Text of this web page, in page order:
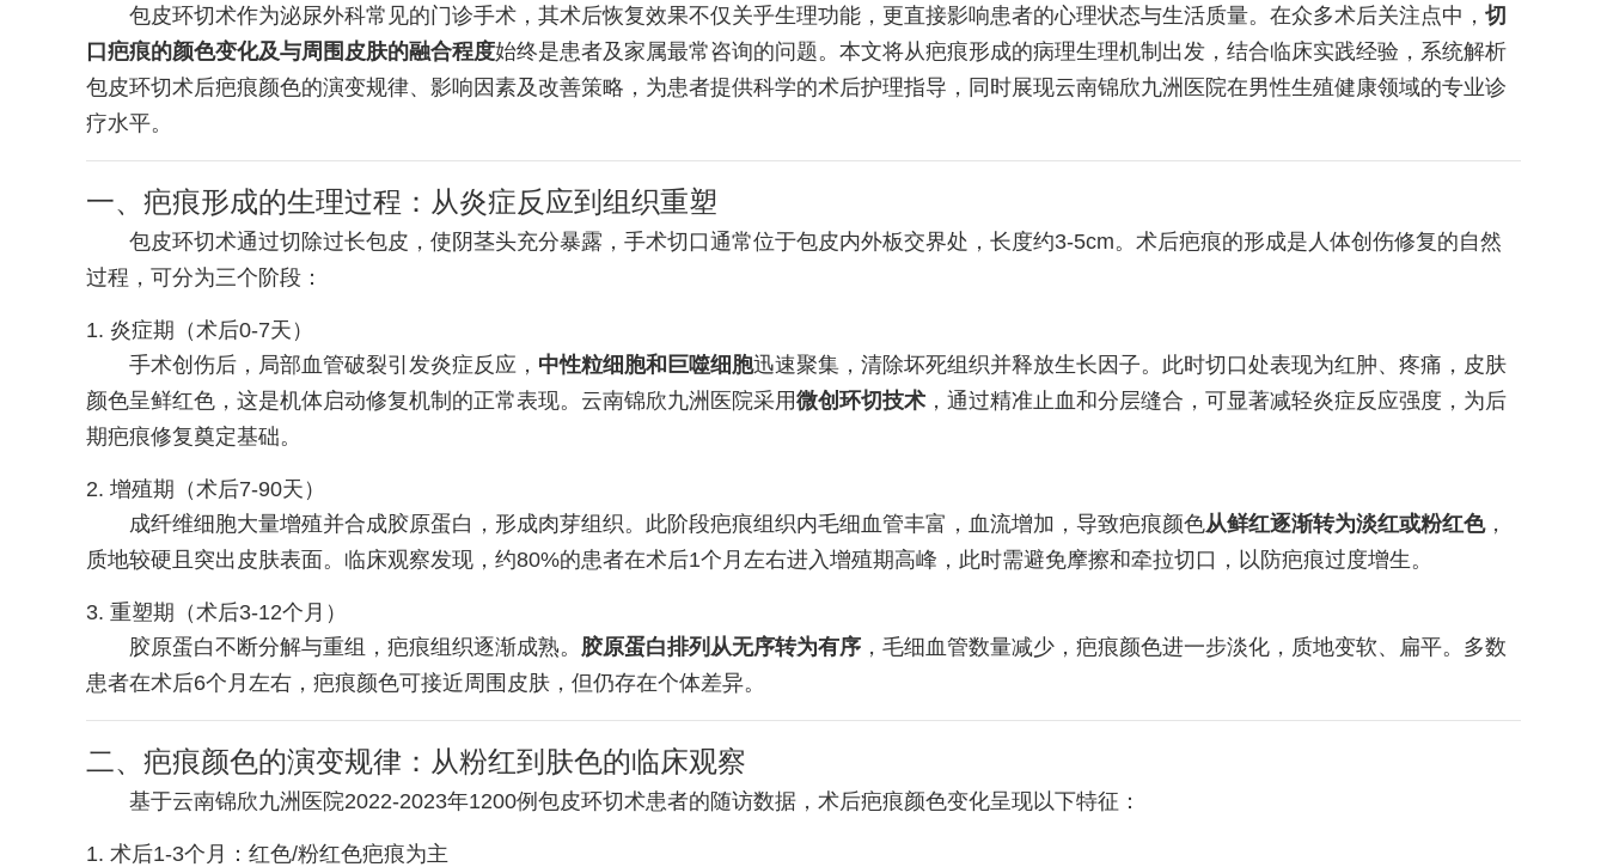
包皮环切术作为泌尿外科常见的门诊手术，其术后恢复效果不仅关乎生理功能，更直接影响患者的心理状态与生活质量。在众多术后关注点中， 切
口疤痕的颜色变化及与周围皮肤的融合程度始终是患者及家属最常咨询的问题。本文将从疤痕形成的病理生理机制出发，结合临床实践经验，系统解析
包皮环切术后疤痕颜色的演变规律、影响因素及改善策略，为患者提供科学的术后护理指导，同时展现云南锦欣九洲医院在男性生殖健康领域的专业诊
疗水平。
一、疤痕形成的生理过程：从炎症反应到组织重塑
包皮环切术通过切除过长包皮，使阴茎头充分暴露，手术切口通常位于包皮内外板交界处，长度约3-5cm。术后疤痕的形成是人体创伤修复的自然
过程，可分为三个阶段：
1. 炎症期（术后0-7天）
手术创伤后，局部血管破裂引发炎症反应， 中性粒细胞和巨噬细胞迅速聚集，清除坏死组织并释放生长因子。此时切口处表现为红肿、疼痛，皮肤
颜色呈鲜红色，这是机体启动修复机制的正常表现。云南锦欣九洲医院采用微创环切技术 ，通过精准止血和分层缝合，可显著减轻炎症反应强度，为后
期疤痕修复奠定基础。
2. 增殖期（术后7-90天）
成纤维细胞大量增殖并合成胶原蛋白，形成肉芽组织。此阶段疤痕组织内毛细血管丰富，血流增加，导致疤痕颜色从鲜红逐渐转为淡红或粉红色，
质地较硬且突出皮肤表面。临床观察发现，约80%的患者在术后1个月左右进入增殖期高峰，此时需避免摩擦和牵拉切口，以防疤痕过度增生。
3. 重塑期（术后3-12个月）
胶原蛋白不断分解与重组，疤痕组织逐渐成熟。 胶原蛋白排列从无序转为有序 ，毛细血管数量减少，疤痕颜色进一步淡化，质地变软、扁平。多数
患者在术后6个月左右，疤痕颜色可接近周围皮肤，但仍存在个体差异。
二、疤痕颜色的演变规律：从粉红到肤色的临床观察
基于云南锦欣九洲医院2022-2023年1200例包皮环切术患者的随访数据，术后疤痕颜色变化呈现以下特征：
1. 术后1-3个月：红色/粉红色疤痕为主